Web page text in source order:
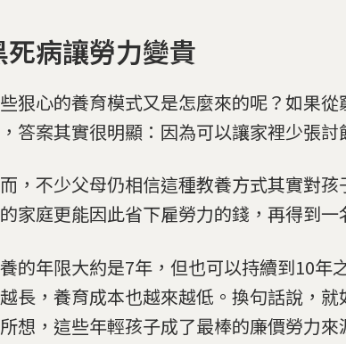
死病讓勞力變貴
狠心的養育模式又是怎麼來的呢？如果
答案其實很明顯：因為可以讓家裡少張討
，不少父母仍相信這種教養方式其實對
家庭更能因此省下雇勞力的錢，再得到一
的年限大約是7年，但也可以持續到10年
長，養育成本也越來越低。換句話說，
想，這些年輕孩子成了最棒的廉價勞力來